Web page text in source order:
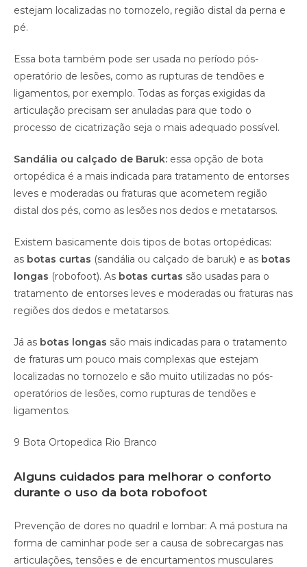
estejam localizadas no tornozelo, região distal da perna e
pé.
Essa bota também pode ser usada no período pós-
operatório de lesões, como as rupturas de tendões e
ligamentos, por exemplo. Todas as forças exigidas da
articulação precisam ser anuladas para que todo o
processo de cicatrização seja o mais adequado possível.
Sandália ou calçado de Baruk: essa opção de bota
ortopédica é a mais indicada para tratamento de entorses
leves e moderadas ou fraturas que acometem região
distal dos pés, como as lesões nos dedos e metatarsos.
Existem basicamente dois tipos de botas ortopédicas:
as botas curtas (sandália ou calçado de baruk) e as botas
longas (robofoot). As botas curtas são usadas para o
tratamento de entorses leves e moderadas ou fraturas nas
regiões dos dedos e metatarsos.
Já as botas longas são mais indicadas para o tratamento
de fraturas um pouco mais complexas que estejam
localizadas no tornozelo e são muito utilizadas no pós-
operatórios de lesões, como rupturas de tendões e
ligamentos.
9 Bota Ortopedica Rio Branco
Alguns cuidados para melhorar o conforto
durante o uso da bota robofoot
Prevenção de dores no quadril e lombar: A má postura na
forma de caminhar pode ser a causa de sobrecargas nas
articulações, tensões e de encurtamentos musculares